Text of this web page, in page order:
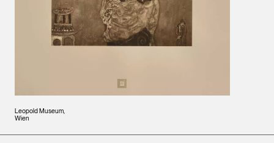
Leopold Museum,
Wien